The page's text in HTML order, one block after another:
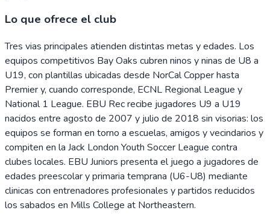
Lo que ofrece el club
Tres vias principales atienden distintas metas y edades. Los
equipos competitivos Bay Oaks cubren ninos y ninas de U8 a
U19, con plantillas ubicadas desde NorCal Copper hasta
Premier y, cuando corresponde, ECNL Regional League y
National 1 League. EBU Rec recibe jugadores U9 a U19
nacidos entre agosto de 2007 y julio de 2018 sin visorias: los
equipos se forman en torno a escuelas, amigos y vecindarios y
compiten en la Jack London Youth Soccer League contra
clubes locales. EBU Juniors presenta el juego a jugadores de
edades preescolar y primaria temprana (U6-U8) mediante
clinicas con entrenadores profesionales y partidos reducidos
los sabados en Mills College at Northeastern.